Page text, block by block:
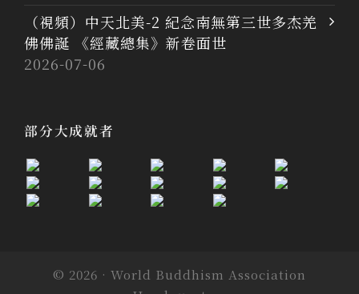
（視頻）中天北美-2 紀念南無第三世多杰羌
佛佛誕 《經藏總集》新卷面世
2026-07-06
部分大成就者
© 2026 · World Buddhism Association